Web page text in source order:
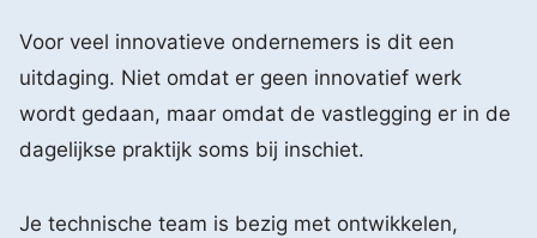
Voor veel innovatieve ondernemers is dit een
uitdaging. Niet omdat er geen innovatief werk
wordt gedaan, maar omdat de vastlegging er in de
dagelijkse praktijk soms bij inschiet.
Je technische team is bezig met ontwikkelen,